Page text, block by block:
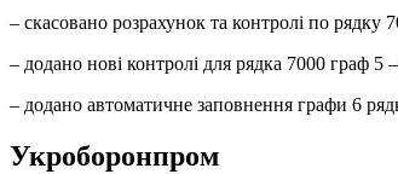
– скасовано розрахунок та контролі по рядку
– додано нові контролі для рядка 7000 граф
– додано автоматичне заповнення графи 6
Укроборонпром